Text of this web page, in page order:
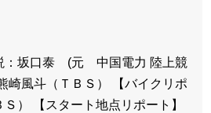
：坂口泰 (元 中国電力 陸上競
風斗（ＴＢＳ） 【バイクリポ
） 【スタート地点リポート】